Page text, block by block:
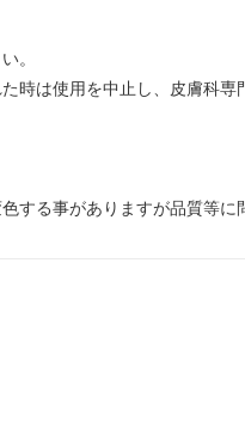
。
時は使用を中止し、皮膚科専
する事がありますが品質等に